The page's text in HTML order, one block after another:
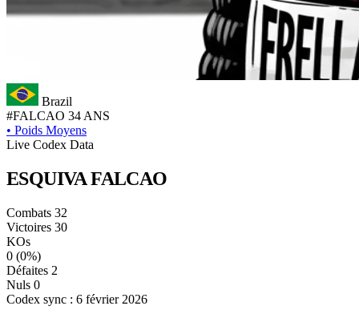
Brazil
#FALCAO 34 ANS
• Poids Moyens
Live Codex Data
ESQUIVAFALCAO
Combats 32
Victoires 30
KOs
0 (0%)
Défaites 2
Nuls 0
Codex sync : 6 février 2026